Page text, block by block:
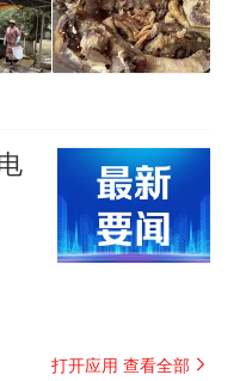
打开应用 查看全部